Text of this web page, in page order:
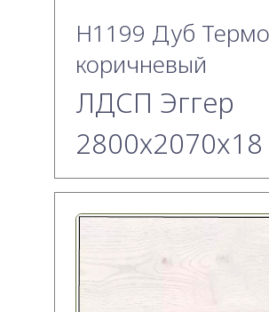
H1199 Дуб
коричневый
ЛДСП Эггер
2800х2070x18